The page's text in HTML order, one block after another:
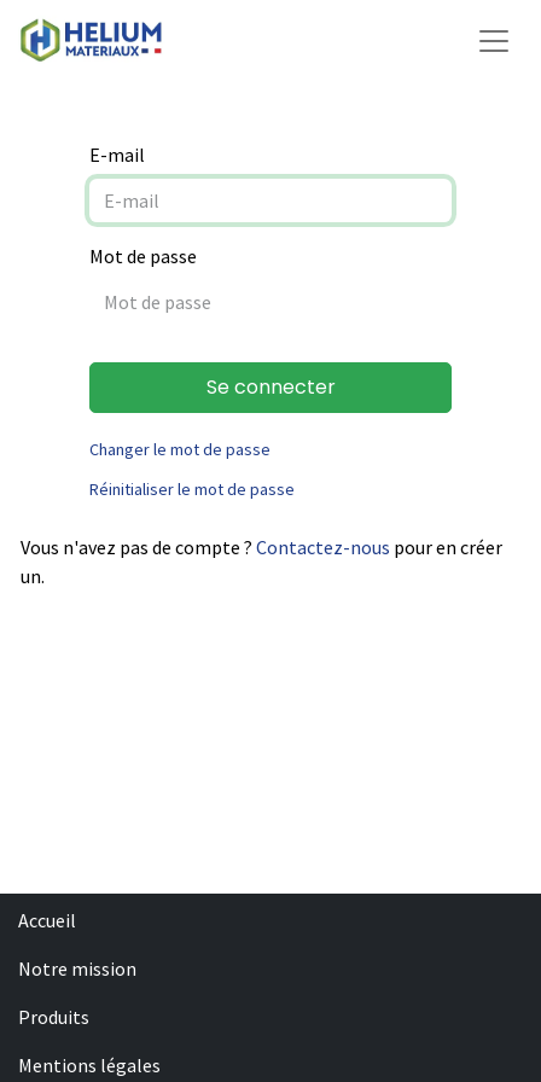
E-mail
Mot de passe
Se connecter
Changer le mot de passe
Réinitialiser le mot de passe
Vous n'avez pas de compte ? Contactez-nous pour en créer
un.
Accueil
Notre mission
Produits
Mentions légales